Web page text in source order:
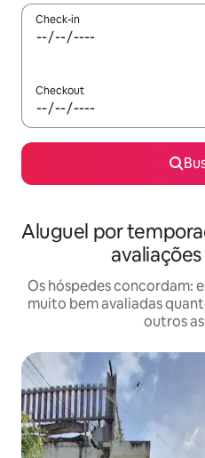
Check-in
Checkout
Aluguel por
Os hóspedes concordam:
muito bem avaliadas
outros